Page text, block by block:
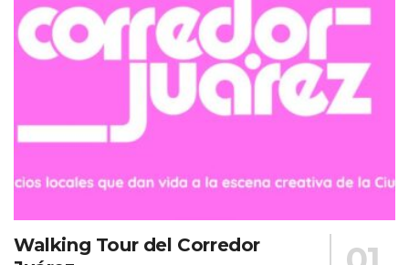
Walking Tour del Corredor